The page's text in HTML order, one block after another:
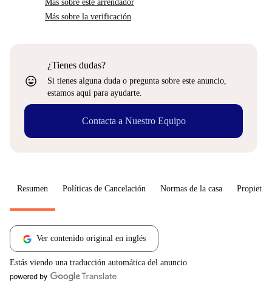
Más sobre este arrendador
Más sobre la verificación
sentiment_very_satisfied
¿Tienes dudas?
Si tienes alguna duda o pregunta sobre este anuncio,
estamos aquí para ayudarte.
Contacta a Nuestro Equipo
Resumen Políticas de Cancelación Normas de la casa
Ver contenido original en inglés
Estás viendo una traducción automática del anuncio